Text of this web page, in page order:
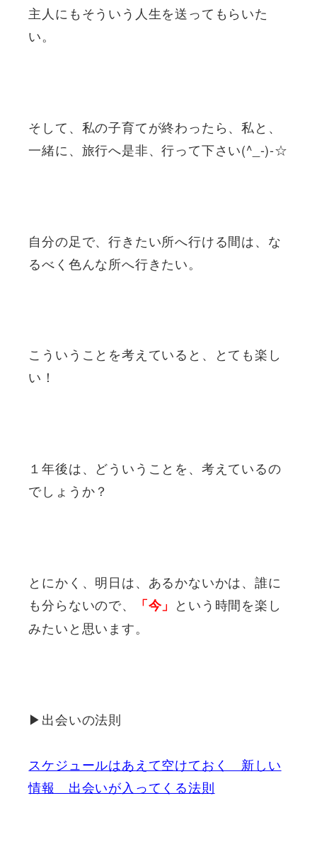
主人にもそういう人生を送ってもらいた
い。
そして、私の子育てが終わったら、私と、
一緒に、旅行へ是非、行って下さい(^_-)-☆
自分の足で、行きたい所へ行ける間は、な
るべく色んな所へ行きたい。
こういうことを考えていると、とても楽し
い！
１年後は、どういうことを、考えているの
でしょうか？
とにかく、明日は、あるかないかは、誰に
も分らないので、
「今」 という時間を楽し
みたいと思います。
▶出会いの法則
スケジュールはあえて空けておく 新しい
情報 出会いが入ってくる法則